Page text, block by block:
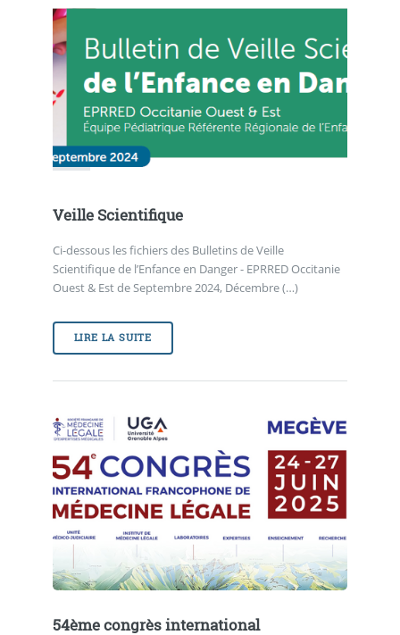
Veille Scientifique
Ci-dessous les fichiers des Bulletins de Veille
Scientifique de l’Enfance en Danger - EPRRED Occitanie
Ouest & Est de Septembre 2024, Décembre (…)
LIRE LA SUITE
54ème congrès international